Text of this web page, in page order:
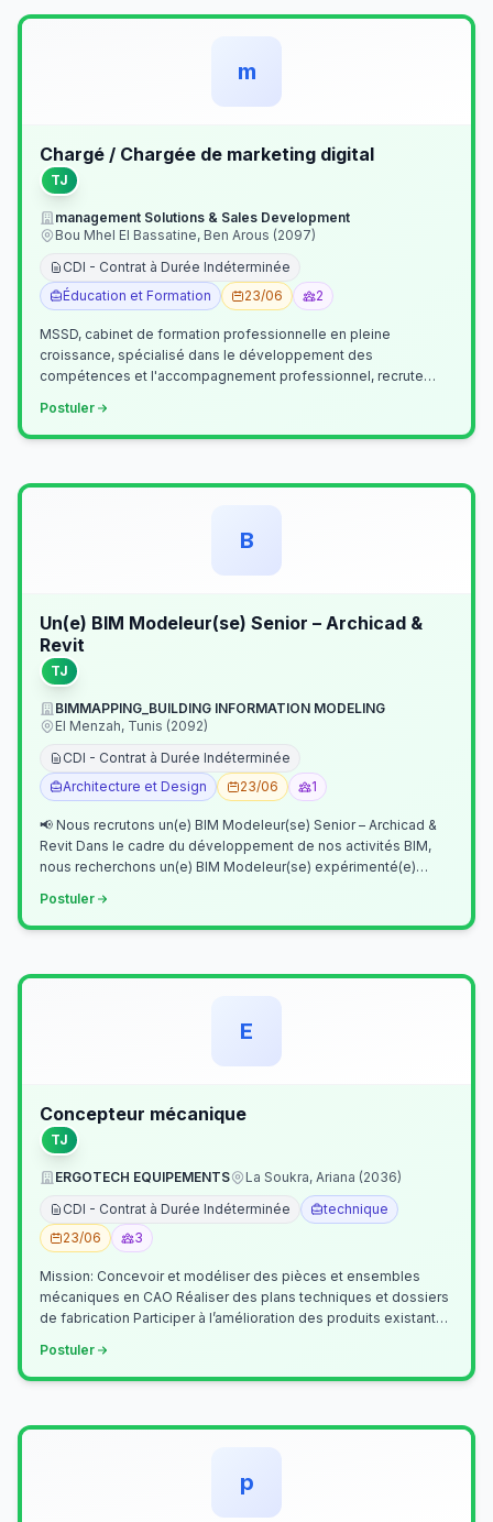
m
Chargé / Chargée de marketing digital
TJ
management Solutions & Sales Development
Bou Mhel El Bassatine, Ben Arous (2097)
CDI - Contrat à Durée Indéterminée
Éducation et Formation
23/06 2
MSSD, cabinet de formation professionnelle en pleine
croissance, spécialisé dans le développement des
compétences et l'accompagnement professionnel, recrute
Postuler
B
Un(e) BIM Modeleur(se) Senior – Archicad &
Revit
TJ
BIMMAPPING_BUILDING INFORMATION MODELING
El Menzah, Tunis (2092)
CDI - Contrat à Durée Indéterminée
Architecture et Design
23/06 1
📢 Nous recrutons un(e) BIM Modeleur(se) Senior – Archicad &
Revit Dans le cadre du développement de nos activités BIM,
nous recherchons un(e) BIM Modeleur(se) expérimenté(e)
Postuler
E
Concepteur mécanique
TJ
ERGOTECH EQUIPEMENTS
La Soukra, Ariana (2036)
CDI - Contrat à Durée Indéterminée
technique
23/06
3
Mission: Concevoir et modéliser des pièces et ensembles
mécaniques en CAO Réaliser des plans techniques et dossiers
de fabrication Participer à l’amélioration des produits existants
Postuler
p